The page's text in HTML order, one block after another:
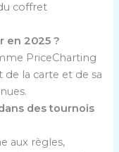
coffret
en 2025 ?
PriceCharting
la carte et de sa
des tournois
aux règles,